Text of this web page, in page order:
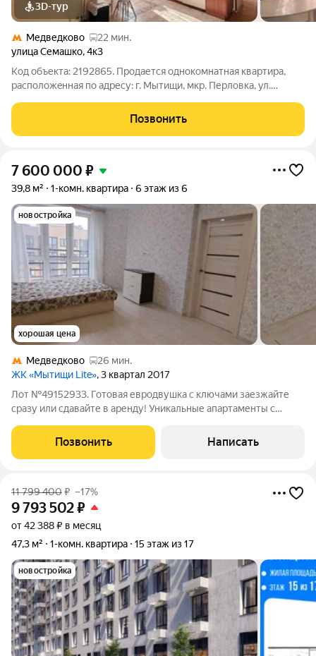
3D-тур
Медведково
22 мин.
улица Семашко,4к3
Код объекта: 2192865. Пpодается однокомнатная квартира,
pacпoлoжeннaя пo aдресу: г. Мытищи, мкр. Перловка, ул.
киpпичногo домa, построенного по индивидуальному проекту
в 2001 году компанией
Позвонить
7 600 000 ₽
39,8 м² 1-комн. квартира 6 этаж из 6
новостройка
хорошая цена
Медведково
26 мин.
ЖК «Мытищи Lite», 3 квартал 2017
Лот №49152933. Готовая евродвушка с ключами заезжайте
сразу или сдавайте в аренду! Уникальные апартаменты с
уютная квартира евроформата в ЖК «Мытищи Лайт»: в
монолитно-кирпичном доме 2017 года
Позвонить Написать
11 799 400₽ –17%
9 793 502₽
от 42 388 ₽ в месяц
47,3 м²
1-комн. квартира 15 этаж из 17
новостройка